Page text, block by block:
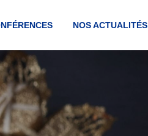
NOS ACTUALITÉS